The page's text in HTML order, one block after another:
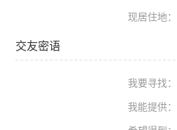
现居住地：
交友密语
我要寻找：
我能提供：